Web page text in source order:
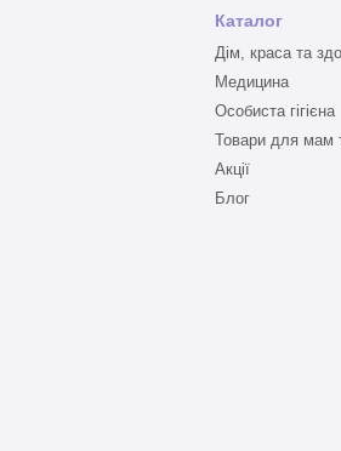
Каталог
Дім, краса та
Медицина
Особиста гігієна
Товари для мам
Акції
Блог